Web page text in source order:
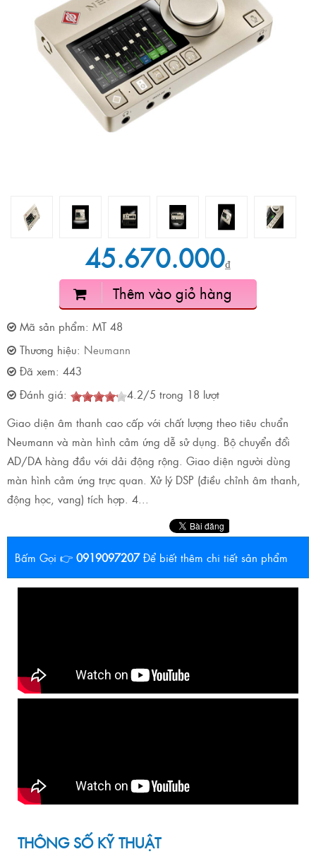
45.670.000₫
Thêm vào giỏ hàng
Mã sản phẩm: MT 48
Thương hiệu: Neumann
Đã xem: 443
Đánh giá:
4.2/5 trong 18 lượt
Giao diện âm thanh cao cấp với chất lượng theo tiêu chuẩn
Neumann và màn hình cảm ứng dễ sử dụng. Bộ chuyển đổi
AD/DA hàng đầu với dải động rộng. Giao diện người dùng
màn hình cảm ứng trực quan. Xử lý DSP (điều chỉnh âm thanh,
động học, vang) tích hợp. 4...
Bấm Gọi 👉 0919097207 Để biết thêm chi tiết sản phẩm
THÔNG SỐ KỸ THUẬT